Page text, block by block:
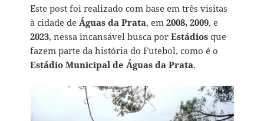
Este post foi realizado com base em três visitas
à cidade de Águas da Prata, em2008, 2009, e
2023, nessa incansável busca porEstádios que
fazem parte da história do Futebol, como é o
Estádio Municipal de Águas da Prata.